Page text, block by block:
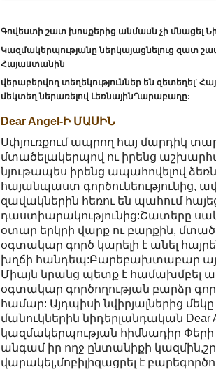
Գովեստի շատ խոսքերից անմասն չի մնացել
Կազմակերպությանը ներկայացնելուց զատ
Հայաստանին
վերաբերվող տեղեկություններ են զետեղել'
մեկտեղ ներառելով ԼեռնայինՂարաբաղը:
Dear Angel-Ի ՄԱՍԻՆ
Սփյուռքում ապրող հայ մարդիկ
մտածելակերպով ու իրենց
նյութապես իրենց ապահովելով
հայանպաստ գործունեությունից,
զավակներին հեռու են պահում
դաստիարակությունից:Շատերը
օտար երկրի վարք ու բարքին,
օգտակար գործ կարելի է անել
խղճի հանդեպ:Բարեբախտաբար
Միայն նրանց պետք է համախմբել
օգտակար գործողության բարձր
համար: Այդպիսի նվիրյալներից մեկը
մանուկներին նիդերլանդական Dear
կազմակերպության հիմնադիր Փերի
անգամ իր ողջ ընտանիքի
վարակել,մոբիլիզացրել է